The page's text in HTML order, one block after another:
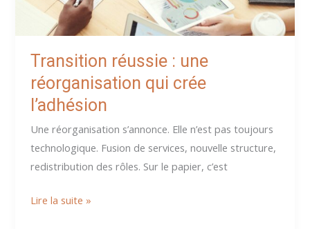
Transition réussie : une
réorganisation qui crée
l’adhésion
Une réorganisation s’annonce. Elle n’est pas toujours
technologique. Fusion de services, nouvelle structure,
redistribution des rôles. Sur le papier, c’est
Transition
Lire la suite »